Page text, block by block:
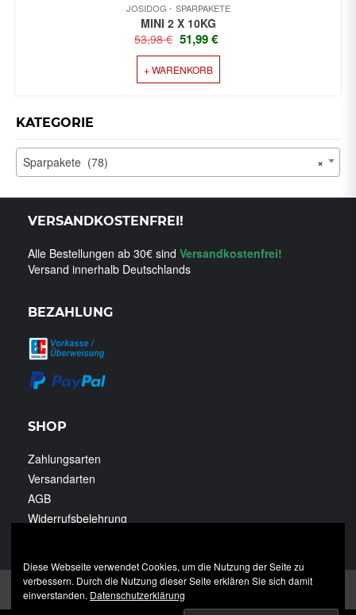
JOSIDOG SPARPAKETE
MINI 2 X 10KG
53,98€ URSPRÜNGLICHER
PREIS
WAR:
53,98 €
51,99€
+ WARENKORB
KATEGORIE
×
Sparpakete (78)
VERSANDKOSTENFREI!
Alle Bestellungen ab 30€ sind Versandkostenfrei!
Versand innerhalb Deutschlands
BEZAHLUNG
SHOP
Zahlungsarten
Versandarten
AGB
Widerrufsbelehrung
Impressum Datenschutzerklärung
Diese Webseite verwendet Cookies, um die Nutzung der Seite zu
verbessern. Durch die Nutzung dieser Seite erklären Sie sich damit
einverstanden. Datenschutzerklärung